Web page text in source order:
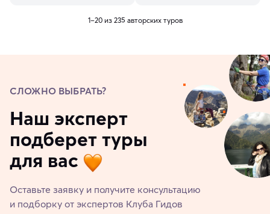
1–20 из 235 авторских туров
СЛОЖНО ВЫБРАТЬ?
Наш эксперт
подберет туры
для вас
Оставьте заявку и получите консультацию
и подборку от экспертов Клуба Гидов